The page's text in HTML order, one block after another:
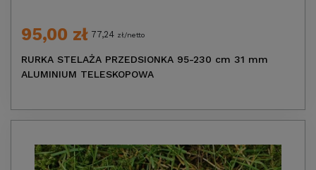
95,00 zł 77,24 zł/netto
RURKA STELAŻA PRZEDSIONKA 95-230 cm 31 mm
ALUMINIUM TELESKOPOWA